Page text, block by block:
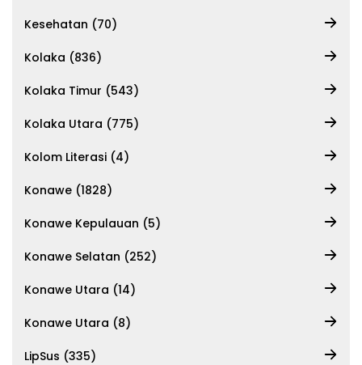
Kesehatan (70)
Kolaka (836)
Kolaka Timur (543)
Kolaka Utara (775)
Kolom Literasi (4)
Konawe (1828)
Konawe Kepulauan (5)
Konawe Selatan (252)
Konawe Utara (14)
Konawe Utara (8)
LipSus (335)